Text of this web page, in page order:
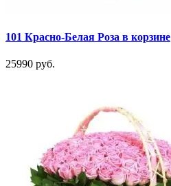
101 Красно-Белая Роза в корзине
25990 руб.